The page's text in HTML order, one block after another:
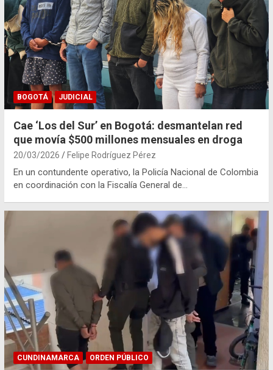
BOGOTÁ JUDICIAL
Cae ‘Los del Sur’ en Bogotá: desmantelan red
que movía $500 millones mensuales en droga
20/03/2026 Felipe Rodríguez Pérez
En un contundente operativo, la Policía Nacional de Colombia
en coordinación con la Fiscalía General de…
CUNDINAMARCA ORDEN PÚBLICO